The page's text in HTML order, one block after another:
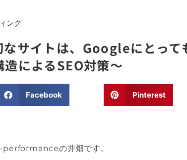
ング
なサイトは、Googleにとって
造によるSEO対策～
Facebook Pinterest
performanceの井畑です。